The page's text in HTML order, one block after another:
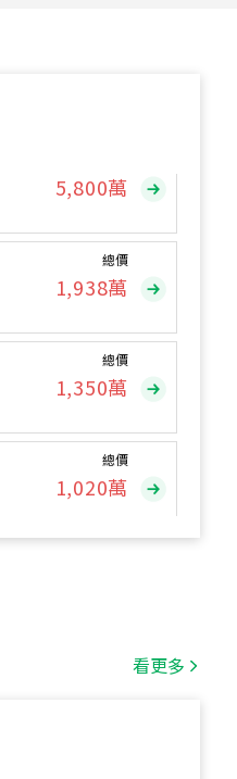
總價
1,938萬
總價
1,350萬
總價
1,020萬
看更多